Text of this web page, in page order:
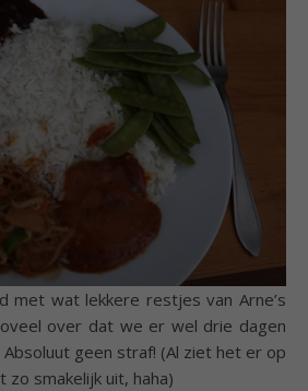
met wat lekkere restjes van Arne’s
over dat we er wel drie dagen
geen straf! (Al ziet het er op
zo smakelijk uit, haha)